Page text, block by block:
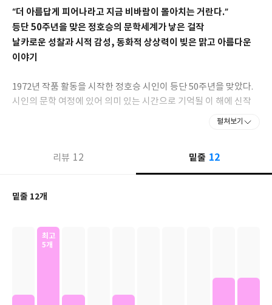
never forgotten you(꽃이 져도 나는 너를 잊은 적 없다)》 외 일
본어, 스페인어, 러시아어, 조지아어, 몽골어, 중국어 등으로 번역
되었다. 산문집 《내 인생에 힘이 되어준 한마디》 《내 인생에 용
기가 되어준 한마디》 《외로워도 외롭지 않다》 《고통 없는 사랑
은 없다》와 우화소설 《연인》 《항아리》 《조약돌》이 있다.
인상, 공초문학상, 석정시문학상 등을 수상했다. 대구에 정호승문
학관이 있다.
소월시문학상, 정지용문학상, 편운문학상, 가톨릭문학상, 상화시
나 부드러운 언어의 무늬와 심미적인 상상력 속에서 생성되고 펼쳐
기로 많은 이들의 마음을 치유하는 그의 따스한 언어에는 사랑, 외
존적 조건으로 승인하고, 그 운명을 ‘사랑’으로 위안하고 견디며 그
안에서 ‘희망’을 일구어내는 시편 속에서 자신만의 색을 구축하였다.
어들은 많은 이들의 가슴에서 지워지지 않을 것이다.
“더 아름답게 피어나라고 지금 비바람이 몰아치는 거란다.”
등단 50주년을 맞은 정호승의 문학세계가 낳은 걸작
날카로운 성찰과 시적 감성, 동화적 상상력이 빚은 맑고 아름다운
이야기
1972년 작품 활동을 시작한 정호승 시인이 등단 50주년을 맞았다.
시인의 문학 여정에 있어 의미 있는 시간으로 기억될 이 해에 신작
우화소설집 『산산조각』을 펴냈다. 『산산조각』은 시에 천착하
에 숨겨진 서사를 동화적 상상력으로 재탄생시키고 ‘우화소설’이라
는 그릇에 담아, 보다 친근한 이야기로 인간의 삶이 지닌 깊은 의미
불상, 참나무, 걸레, 숫돌, 오래된 해우소(절간의 화장실)의 받침돌
등 이 세상에서 일어날 수 있는 어떤 상황에서도 주연으로 나서기 힘
간다. ‘나는 도대체 이 세상에서 무엇인가?’ 스스로도 왜 자신이 이러
펼쳐보기
리뷰 12 밑줄 12
밑줄 12개
최고
5개